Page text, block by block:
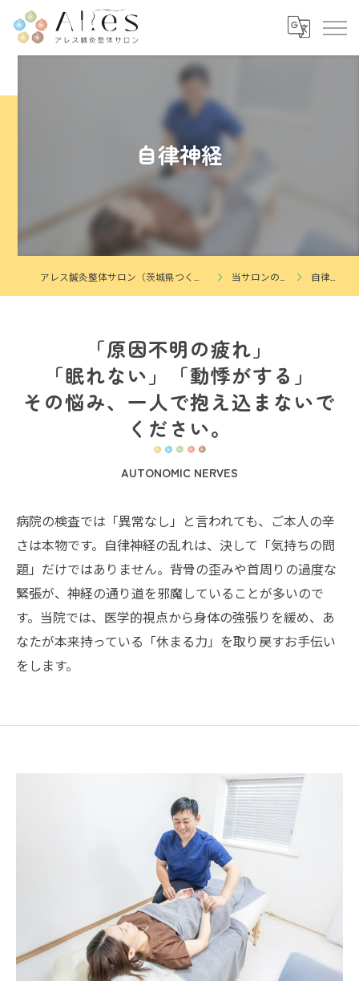
自律神経
当サロンの特徴 自律神経
「原因不明の疲れ」
「眠れない」「動悸がする」
その悩み、一人で抱え込まないで
ください。
AUTONOMIC NERVES
病院の検査では「異常なし」と言われても、ご本人の辛
さは本物です。自律神経の乱れは、決して「気持ちの問
題」だけではありません。背骨の歪みや首周りの過度な
緊張が、神経の通り道を邪魔していることが多いので
す。当院では、医学的視点から身体の強張りを緩め、あ
なたが本来持っている「休まる力」を取り戻すお手伝い
をします。